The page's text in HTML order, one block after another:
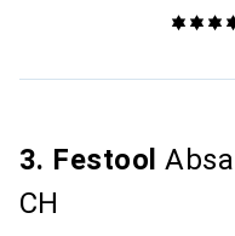
3. Festool
CH